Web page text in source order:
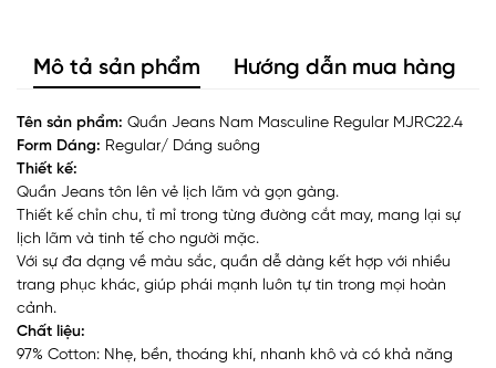
Mô tả sản phẩm Hướng dẫn mua hàng
Tên sản phẩm: Quần Jeans Nam Masculine Regular MJRC22.4
Form Dáng: Regular/ Dáng suông
Thiết kế:
Quần Jeans tôn lên vẻ lịch lãm và gọn gàng.
Thiết kế chỉn chu, tỉ mỉ trong từng đường cắt may, mang lại sự
lịch lãm và tinh tế cho người mặc.
Với sự đa dạng về màu sắc, quần dễ dàng kết hợp với nhiều
trang phục khác, giúp phái mạnh luôn tự tin trong mọi hoàn
cảnh.
Chất liệu:
97% Cotton: Nhẹ, bền, thoáng khí, nhanh khô và có khả năng